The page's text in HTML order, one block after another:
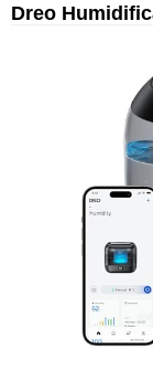
Dreo